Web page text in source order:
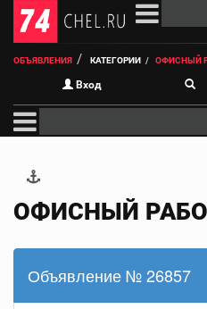
ОБЪЯВЛЕНИЯ КАТЕГОРИИ ОФИСНЫЙ
Вход
ОФИСНЫЙ
Объявление № 26857